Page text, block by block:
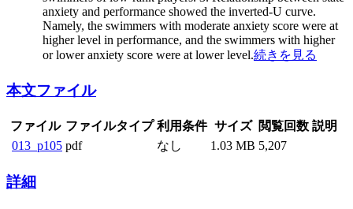
anxiety and performance showed the inverted-U curve.
Namely, the swimmers with moderate anxiety score were at
higher level in performance, and the swimmers with higher
or lower anxiety score were at lower level.続きを見る
本文ファイル
ファイル ファイルタイプ 利用条件 サイズ 閲覧回数 説明
013_p105 pdf なし 1.03 MB 5,207
詳細